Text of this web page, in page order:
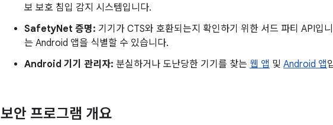
보 보호 침입 감지 시스템입니다.
SafetyNet 증명: 기기가 CTS와 호환되는지 확인하기 위한 서드 파티 API입
는 Android 앱을 식별할 수 있습니다.
Android 기기 관리자: 분실하거나 도난당한 기기를 찾는 웹 앱 및 Android 앱
보안 프로그램 개요